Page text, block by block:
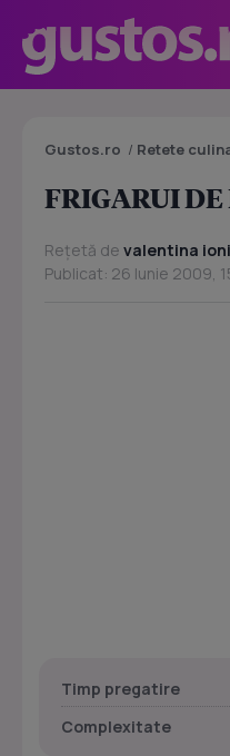
Gustos.ro / Retete
FRIGARUI DE
Rețetă de valentina
Publicat: 26 Iunie 2009,
Timp pregatire
Complexitate